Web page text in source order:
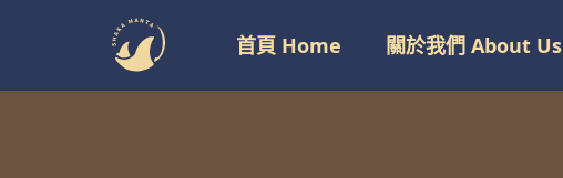
主
首頁 Home 關於我們 About Us